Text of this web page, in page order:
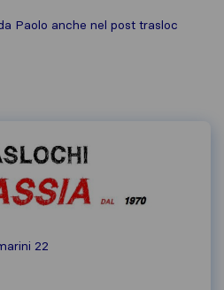
Paolo anche nel post trasloc
22